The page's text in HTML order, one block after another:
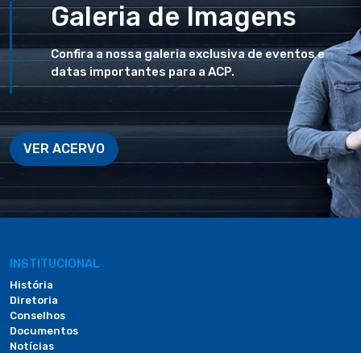
Galeria de Imagens
Confira a nossa galeria exclusiva de eventos e
datas importantes para a ACP.
VER ACERVO
INSTITUCIONAL
História
Diretoria
Conselhos
Documentos
Notícias